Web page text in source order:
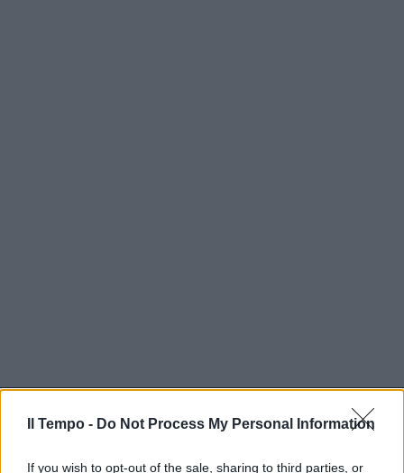
Il Tempo - Do Not Process My Personal Information
If you wish to opt-out of the sale, sharing to third parties, or